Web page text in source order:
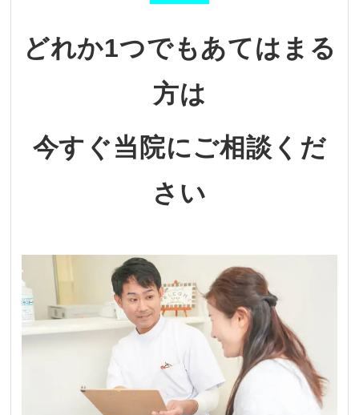
どれか1つでもあてはまる
方は
今すぐ当院にご相談くだ
さい